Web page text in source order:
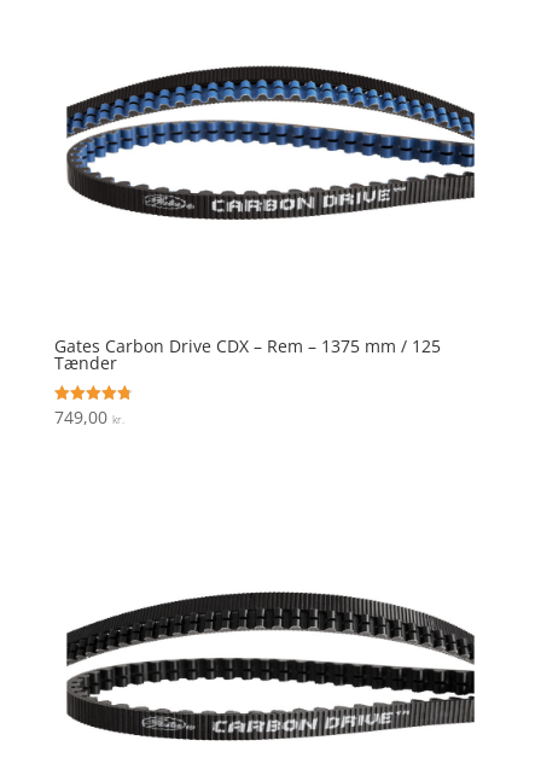
Gates Carbon Drive CDX – Rem – 1375 mm / 125
Tænder
Vurderet
4.8
749,00 kr.